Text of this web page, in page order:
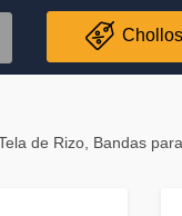
Chollos
de Rizo, Bandas